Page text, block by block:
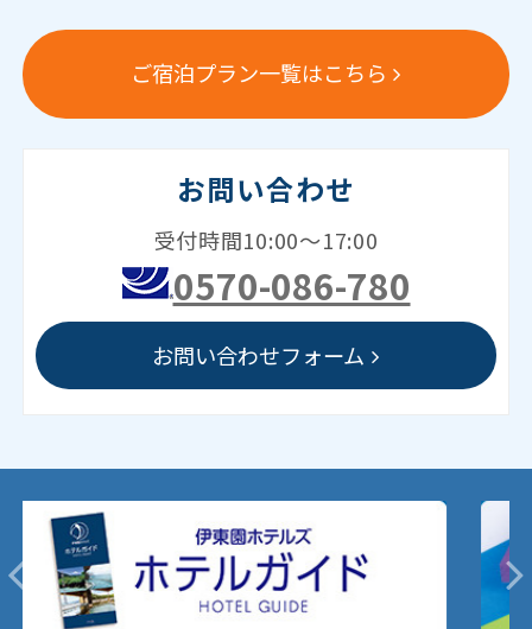
ご宿泊プラン一覧はこちら
お問い合わせ
受付時間10:00～17:00
0570-086-780
お問い合わせフォーム